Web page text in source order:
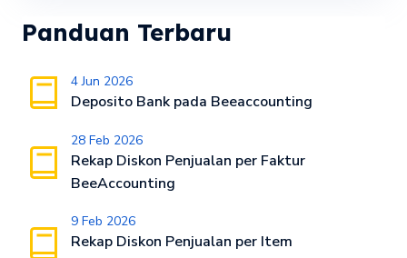
Panduan Terbaru
4 Jun 2026
Deposito Bank pada Beeaccounting
28 Feb 2026
Rekap Diskon Penjualan per Faktur
BeeAccounting
9 Feb 2026
Rekap Diskon Penjualan per Item